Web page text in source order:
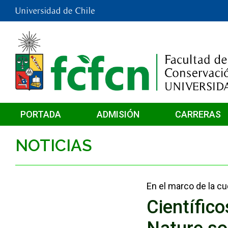
PORTADA ADMISIÓN CARRERAS
NOTICIAS
En el marco de la